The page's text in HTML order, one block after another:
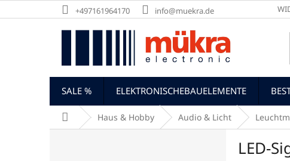
Inhalt
+497161964170 info@muekra.de
SALE % ELEKTRONISCHEBAUELEMENTE
StartseiteHaus & Hobby Audio & Licht
LED-